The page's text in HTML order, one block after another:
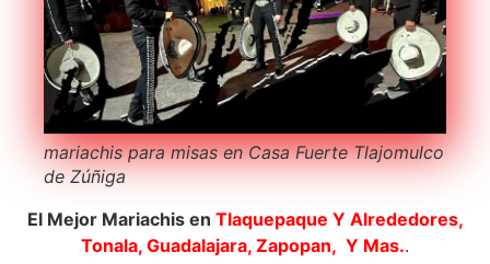
mariachis para misas en Casa Fuerte Tlajomulco
de Zúñiga
El Mejor Mariachis en Tlaquepaque Y Alrededores,
Tonala, Guadalajara, Zapopan, Y Mas..